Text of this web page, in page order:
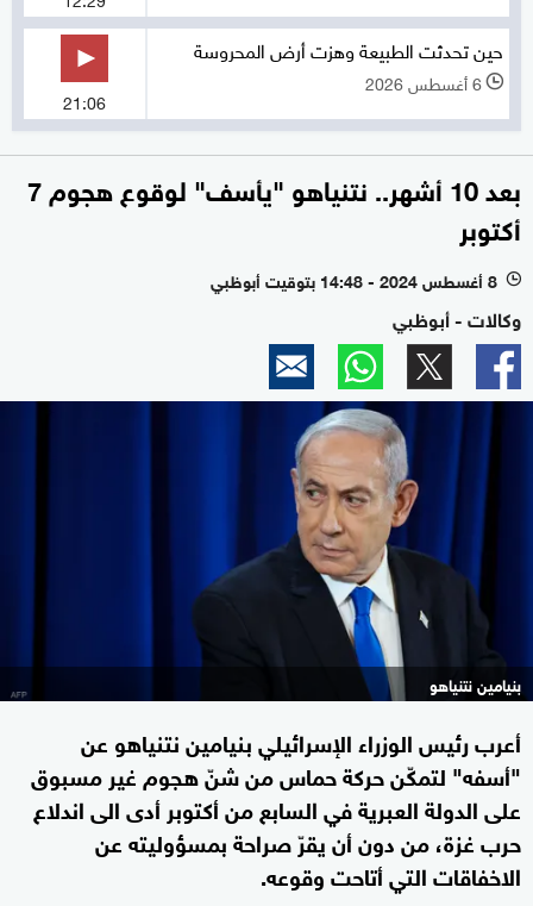
حين تحدثت الطبيعة وهزت أرض المحروسة
l 6 أغسطس 2026
21:06
بعد 10 أشهر.. نتنياهو "يأسف" لوقوع هجوم 7
أكتوبر
l 8 أغسطس 2024 - 14:48 بتوقيت أبوظبي
وكالات - أبوظبي
بنيامين نتنياهو
أعرب رئيس الوزراء الإسرائيلي بنيامين نتنياهو عن
"أسفه" لتمكّن حركة حماس من شنّ هجوم غير مسبوق
على الدولة العبرية في السابع من أكتوبر أدى الى اندلاع
حرب غزة، من دون أن يقرّ صراحة بمسؤوليته عن
الاخفاقات التي أتاحت وقوعه.